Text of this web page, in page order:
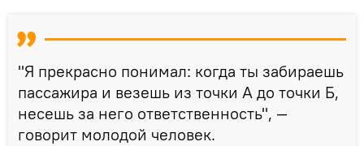
"Я прекрасно понимал: когда ты забираешь
пассажира и везешь из точки А до точки Б,
несешь за него ответственность", —
говорит молодой человек.